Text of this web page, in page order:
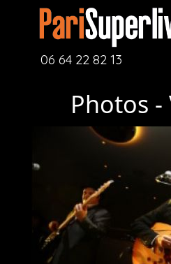
06 64 22 82 13
Photos -